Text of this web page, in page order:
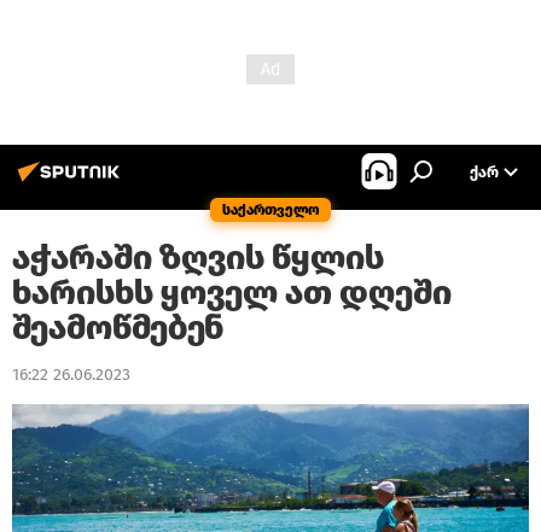
საქართველო
ᲥᲐᲠ
აჭარაში ზღვის წყლის
ხარისხს ყოველ ათ დღეში
შეამოწმებენ
16:22 26.06.2023